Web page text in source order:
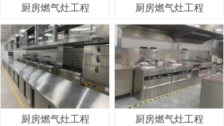
厨房燃气灶工程 厨房燃气灶工程
厨房燃气灶工程 厨房燃气灶工程